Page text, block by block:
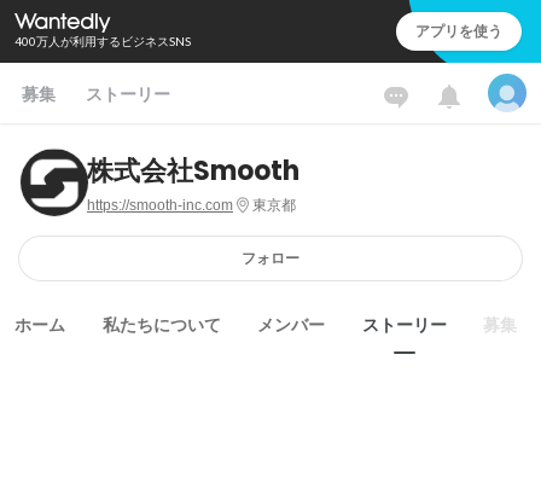
400万人が利用するビジネスSNS アプリを使う
募集 ストーリー
株式会社Smooth
https://smooth-inc.com 東京都
フォロー
ホーム 私たちについて メンバー ストーリー 募集